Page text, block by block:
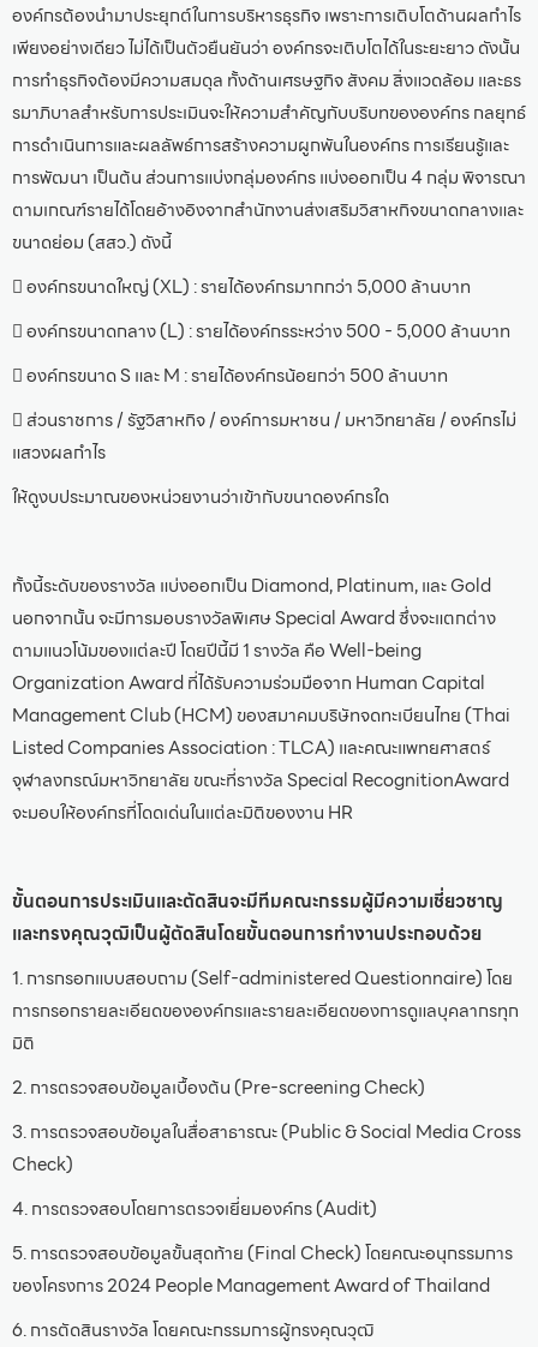
องค์กรต้องนำมาประยุกต์ในการบริหารธุรกิจ เพราะการเติบโตด้านผลกำไร
เพียงอย่างเดียว ไม่ได้เป็นตัวยืนยันว่า องค์กรจะเติบโตได้ในระยะยาว ดังนั้น
การทำธุรกิจต้องมีความสมดุล ทั้งด้านเศรษฐกิจ สังคม สิ่งแวดล้อม และธร
รมาภิบาลสำหรับการประเมินจะให้ความสำคัญกับบริบทขององค์กร กลยุทธ์
การดำเนินการและผลลัพธ์การสร้างความผูกพันในองค์กร การเรียนรู้และ
การพัฒนา เป็นต้น ส่วนการแบ่งกลุ่มองค์กร แบ่งออกเป็น 4 กลุ่ม พิจารณา
ตามเกณฑ์รายได้โดยอ้างอิงจากสำนักงานส่งเสริมวิสาหกิจขนาดกลางและ
ขนาดย่อม (สสว.) ดังนี้
 องค์กรขนาดใหญ่ (XL) : รายได้องค์กรมากกว่า 5,000 ล้านบาท
 องค์กรขนาดกลาง (L) : รายได้องค์กรระหว่าง 500 - 5,000 ล้านบาท
 องค์กรขนาด S และ M : รายได้องค์กรน้อยกว่า 500 ล้านบาท
 ส่วนราชการ / รัฐวิสาหกิจ / องค์การมหาชน / มหาวิทยาลัย / องค์กรไม่
แสวงผลกำไร
ให้ดูงบประมาณของหน่วยงานว่าเข้ากับขนาดองค์กรใด
ทั้งนี้ระดับของรางวัล แบ่งออกเป็น Diamond, Platinum, และ Gold
นอกจากนั้น จะมีการมอบรางวัลพิเศษ Special Award ซึ่งจะแตกต่าง
ตามแนวโน้มของแต่ละปี โดยปีนี้มี 1 รางวัล คือ Well-being
Organization Award ที่ได้รับความร่วมมือจาก Human Capital
Management Club (HCM) ของสมาคมบริษัทจดทะเบียนไทย (Thai
Listed Companies Association : TLCA) และคณะแพทยศาสตร์
จุฬาลงกรณ์มหาวิทยาลัย ขณะที่รางวัล Special RecognitionAward
จะมอบให้องค์กรที่โดดเด่นในแต่ละมิติของงาน HR
ขั้นตอนการประเมินและตัดสินจะมีทีมคณะกรรมผู้มีความเชี่ยวชาญ
และทรงคุณวุฒิเป็นผู้ตัดสินโดยขั้นตอนการทำงานประกอบด้วย
1. การกรอกแบบสอบถาม (Self-administered Questionnaire) โดย
การกรอกรายละเอียดขององค์กรและรายละเอียดของการดูแลบุคลากรทุก
มิติ
2. การตรวจสอบข้อมูลเบื้องต้น (Pre-screening Check)
3. การตรวจสอบข้อมูลในสื่อสาธารณะ (Public & Social Media Cross
Check)
4. การตรวจสอบโดยการตรวจเยี่ยมองค์กร (Audit)
5. การตรวจสอบข้อมูลขั้นสุดท้าย (Final Check) โดยคณะอนุกรรมการ
ของโครงการ 2024 People Management Award of Thailand
6. การตัดสินรางวัล โดยคณะกรรมการผู้ทรงคุณวุฒิ